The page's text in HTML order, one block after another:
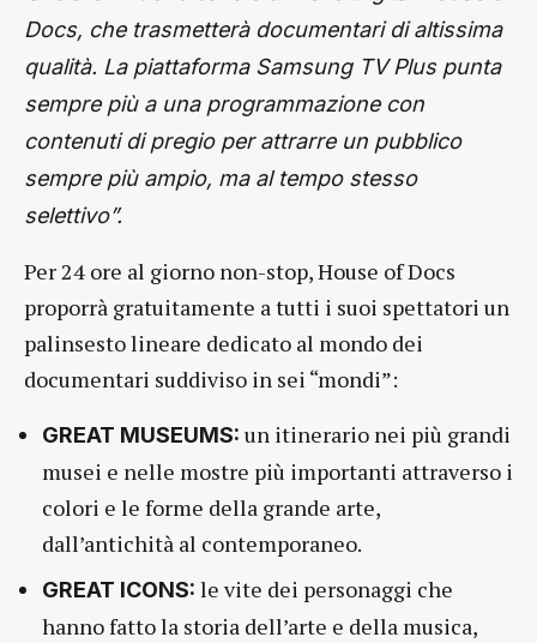
Docs, che trasmetterà documentari di altissima
qualità. La piattaforma Samsung TV Plus punta
sempre più a una programmazione con
contenuti di pregio per attrarre un pubblico
sempre più ampio, ma al tempo stesso
selettivo”.
Per 24 ore al giorno non-stop, House of Docs
proporrà gratuitamente a tutti i suoi spettatori un
palinsesto lineare dedicato al mondo dei
documentari suddiviso in sei “mondi”:
GREAT MUSEUMS: un itinerario nei più grandi
musei e nelle mostre più importanti attraverso i
colori e le forme della grande arte,
dall’antichità al contemporaneo.
GREAT ICONS: le vite dei personaggi che
hanno fatto la storia dell’arte e della musica,